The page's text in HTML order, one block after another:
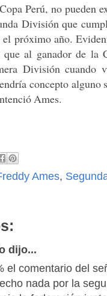
Perú, no pueden
División que
el próximo año.
al ganador de la
División cuando
concepto alguno
Ames.
Ames,
dijo...
el comentario del
nada por la